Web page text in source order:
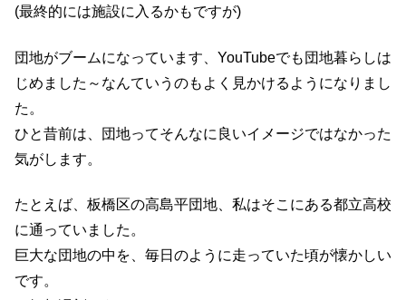
(最終的には施設に入るかもですが)
団地がブームになっています、YouTubeでも団地暮らしは
じめました～なんていうのもよく見かけるようになりまし
た。
ひと昔前は、団地ってそんなに良いイメージではなかった
気がします。
たとえば、板橋区の高島平団地、私はそこにある都立高校
に通っていました。
巨大な団地の中を、毎日のように走っていた頃が懐かしい
です。